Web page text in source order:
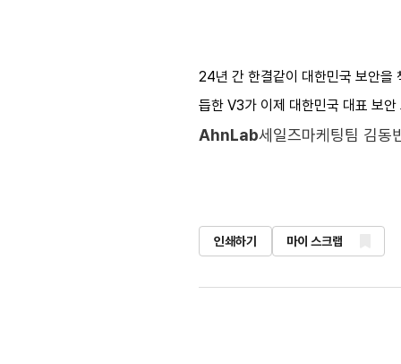
24년 간 한결같이 대한민국 보안을
듭한 V3가 이제 대한민국 대표 보
AhnLab세일즈마케팅팀 김동
인쇄하기 마이 스크랩